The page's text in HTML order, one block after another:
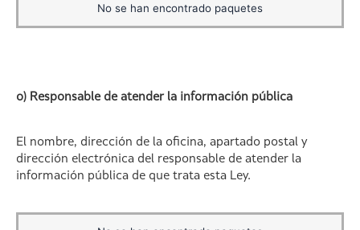
No se han encontrado paquetes
o) Responsable de atender la información pública
El nombre, dirección de la oficina, apartado postal y
dirección electrónica del responsable de atender la
información pública de que trata esta Ley.